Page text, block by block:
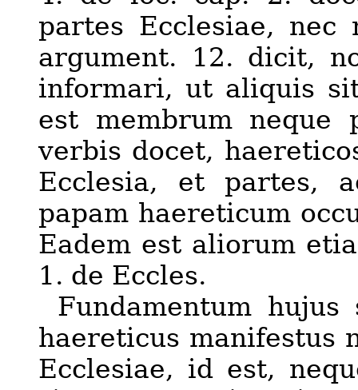
partes Ecclesiae, nec
argument. 12. dicit,
informari, ut aliquis
est membrum neque
verbis docet,
Ecclesia, et partes,
papam haereticum
Eadem est aliorum
1. de Eccles.
Fundamentum
haereticus manifestus
Ecclesiae, id est,